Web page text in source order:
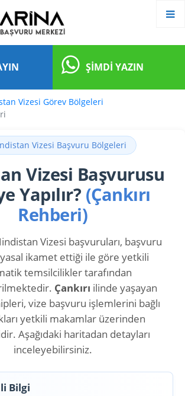
ŞIMDI YAZIN
Vizesi Görev Bölgeleri
Vizesi Başvuru Bölgeleri
Vizesi Başvurusu
Yapılır? (Çankırı
Rehberi)
Vizesi başvuruları, başvuru
ikamet ettiği ile göre yetkili
temsilcilikler tarafından
Çankırı ilinde yaşayan
vize başvuru işlemlerini bağlı
yetkili makamlar üzerinden
Aşağıdaki haritadan detayları
inceleyebilirsiniz.
Bilgi